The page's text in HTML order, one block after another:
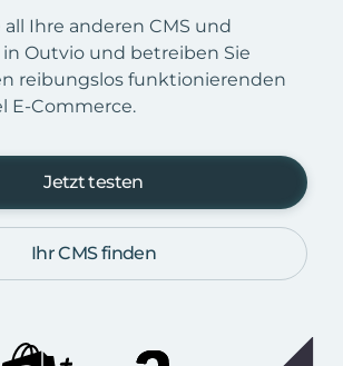
all Ihre anderen CMS und
in Outvio und betreiben Sie
reibungslos funktionierenden
E-Commerce.
Jetzt testen
Ihr CMS finden